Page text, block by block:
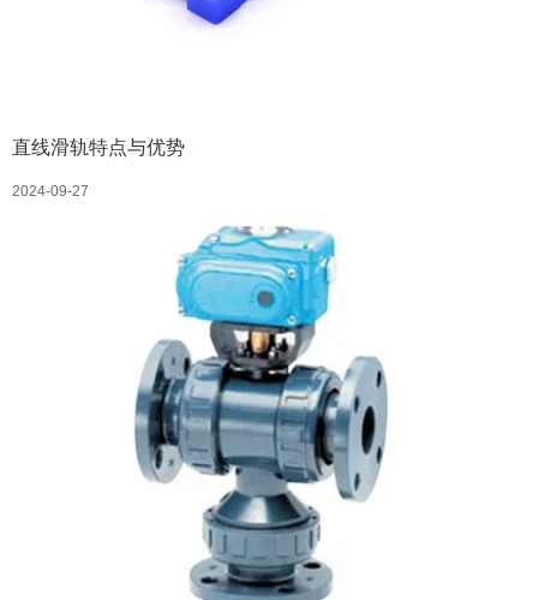
直线滑轨特点与优势
2024-09-27